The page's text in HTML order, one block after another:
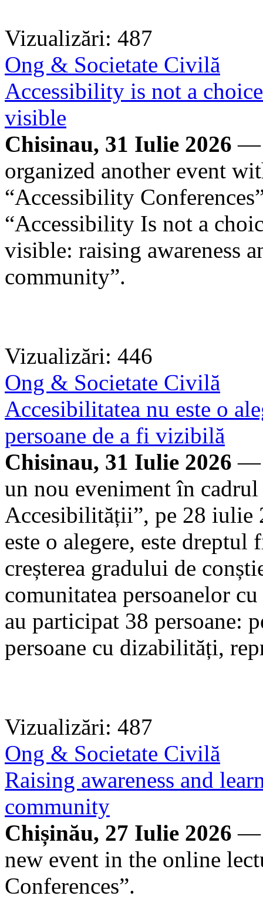
Vizualizări: 487
Ong & Societate Civilă
Accessibility is not a
visible
Chisinau, 31 Iulie 2026 —
organized another event
“Accessibility
“Accessibility Is not a
visible: raising awareness
community”.
Vizualizări: 446
Ong & Societate Civilă
Accesibilitatea nu este o
persoane de a fi vizibilă
Chisinau, 31 Iulie 2026 —
un nou eveniment în
Accesibilității”, pe 28 iulie
este o alegere, este
creșterea gradului de
comunitatea persoanelor
au participat 38 persoane:
persoane cu dizabilități,
Vizualizări: 487
Ong & Societate Civilă
Raising awareness and
community
Chișinău, 27 Iulie 2026 —
new event in the online
Conferences”.